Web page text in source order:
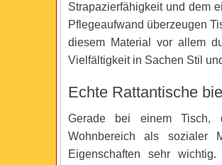
Strapazierfähigkeit und dem
Pflegeaufwand überzeugen
diesem Material vor allem
Vielfältigkeit in Sachen Stil
Echte Rattantische
Gerade bei einem
Wohnbereich als sozialer
Eigenschaften sehr